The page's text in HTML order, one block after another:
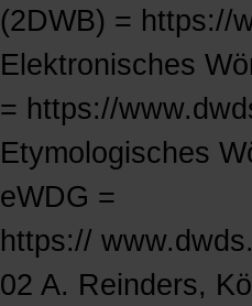
(2DWB) = https://
Elektronisches
= https://
Etymologisches
eWDG =
https://
02 A. Reinders,